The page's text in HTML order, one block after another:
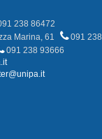
238 86472
Marina, 61
091
091 238 93666